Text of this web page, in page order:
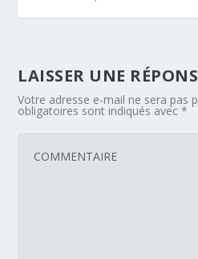
LAISSER UNE
Votre adresse e-mail ne sera pas
obligatoires sont indiqués avec*